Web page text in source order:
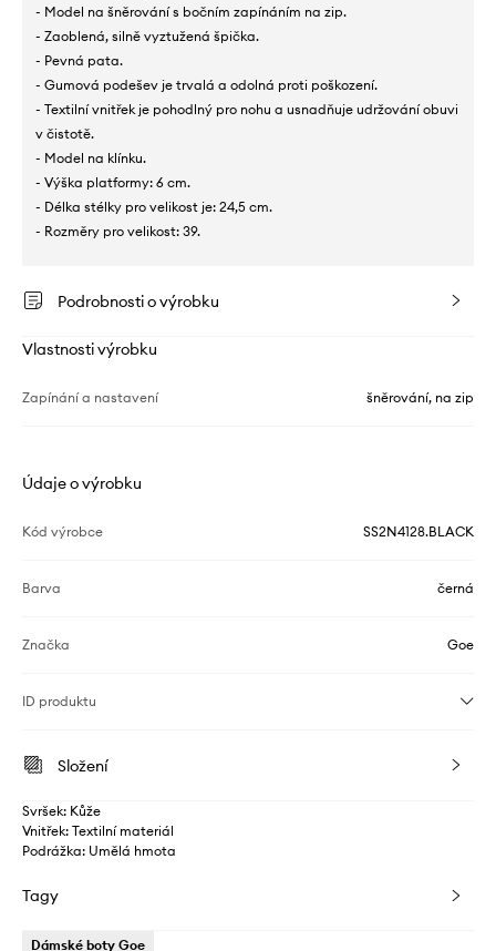
- Model na šněrování s bočním zapínáním na zip.
- Zaoblená, silně vyztužená špička.
- Pevná pata.
- Gumová podešev je trvalá a odolná proti poškození.
- Textilní vnitřek je pohodlný pro nohu a usnadňuje udržování obuvi
v čistotě.
- Model na klínku.
- Výška platformy: 6 cm.
- Délka stélky pro velikost je: 24,5 cm.
- Rozměry pro velikost: 39.
Podrobnosti o výrobku
Vlastnosti výrobku
Zapínání a nastavení šněrování, na zip
Údaje o výrobku
Kód výrobce SS2N4128.BLACK
Barva černá
Značka Goe
ID produktu
Složení
Svršek: Kůže
Vnitřek: Textilní materiál
Podrážka: Umělá hmota
Tagy
Dámské boty Goe